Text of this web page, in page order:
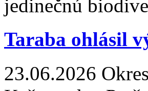
jedinečnú
Taraba ohlásil
23.06.2026